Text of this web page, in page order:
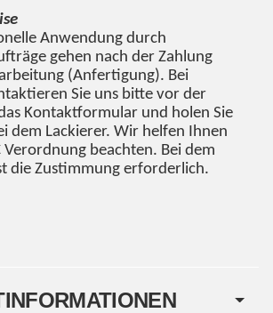
Anwendung durch
gehen nach der Zahlung
(Anfertigung). Bei
Sie uns bitte vor der
Kontaktformular und holen Sie
dem Lackierer. Wir helfen Ihnen
Verordnung beachten. Bei dem
die Zustimmung erforderlich.